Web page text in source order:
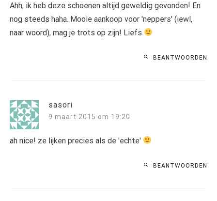
Ahh, ik heb deze schoenen altijd geweldig gevonden! En
nog steeds haha. Mooie aankoop voor 'neppers' (iewl,
naar woord), mag je trots op zijn! Liefs
BEANTWOORDEN
sasori
9 maart 2015 om 19:20
ah nice! ze lijken precies als de 'echte'
BEANTWOORDEN